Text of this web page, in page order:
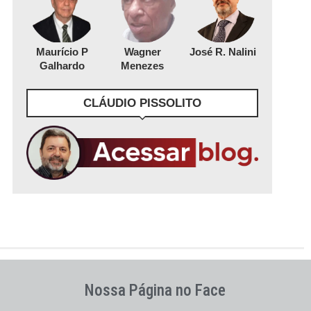
Maurício P
Galhardo
Wagner
Menezes
José R. Nalini
CLÁUDIO PISSOLITO
Nossa Página no Face